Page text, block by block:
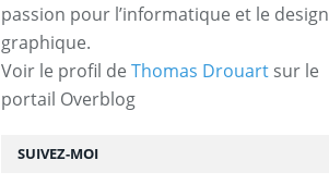
SUIVEZ-MOI
passion pour l’informatique et le design
graphique.
Voir le profil de Thomas Drouart sur le
portail Overblog